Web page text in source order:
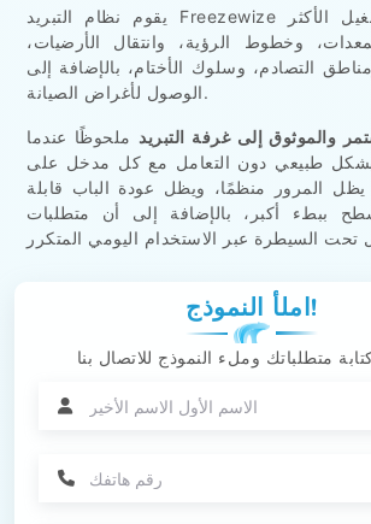
يقوم نظام التبريد Freezewize بتقييم فترات التشغيل الأكثر
وخطوط الرؤية، وانتقال الأرضيات،
التصادم، وسلوك الأختام، بالإضافة إلى
الوصول لأغراض الصيانة.
والموثوق إلى غرفة التبريد ملحوظًا عندما
طبيعي دون التعامل مع كل مدخل على
المرور منظمًا، ويظل عودة الباب قابلة
ببطء أكبر، بالإضافة إلى أن متطلبات
املأ النموذج!